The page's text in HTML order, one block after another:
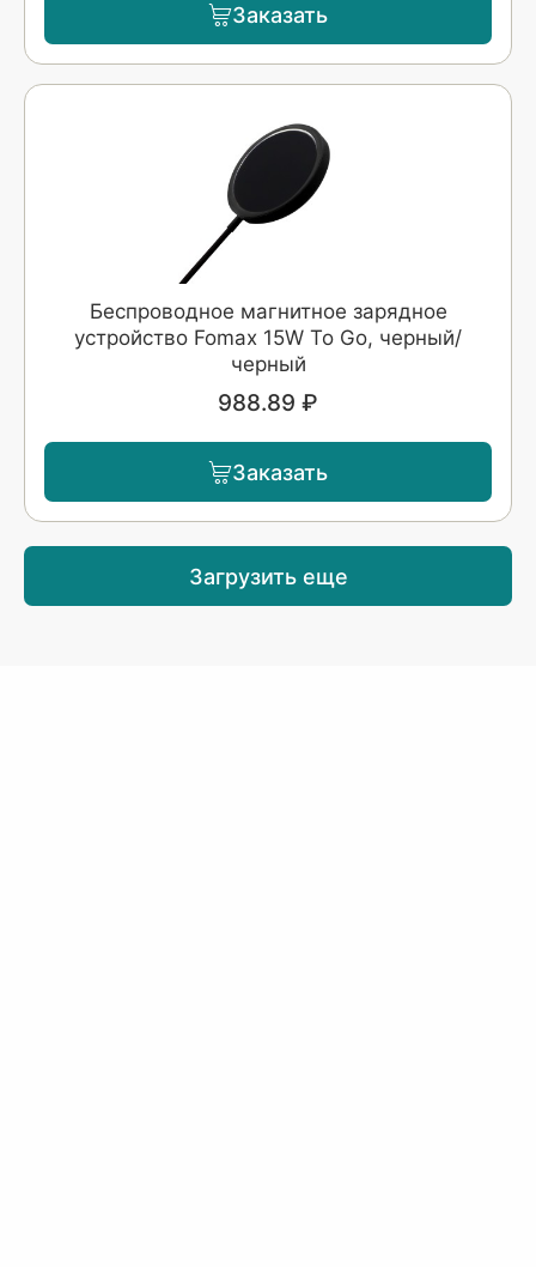
Заказать
Беспроводное магнитное зарядное
устройство Fomax 15W To Go, черный/
черный
988.89 ₽
Заказать
Загрузить еще